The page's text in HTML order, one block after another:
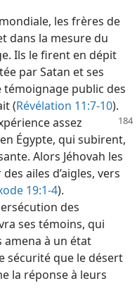
les frères de
dans la mesure du
Ils le firent en dépit
par Satan et ses
témoignage public des
(Révélation 11:7-10).
assez
Égypte, qui subirent,
Alors Jéhovah les
ailes d’aigles, vers
19:1-4).
des
ses témoins, qui
amena à un état
sécurité que le désert
la réponse à leurs